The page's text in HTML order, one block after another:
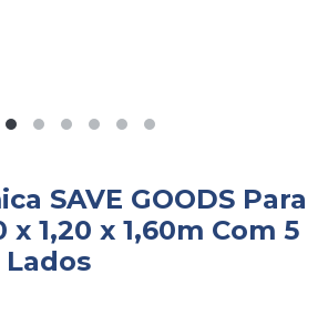
SAVE GOODS Para
x 1,20 x 1,60m Com 5